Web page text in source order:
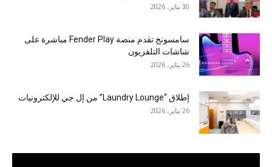
30 يناير، 2026
سامسونج تقدم منصة Fender Play مباشرة على
شاشات التلفزيون
26 يناير، 2026
إطلاق “Laundry Lounge” من إل جي للإلكترونيات
26 يناير، 2026